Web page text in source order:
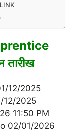
12/2025
12/2025
11:50 PM
02/01/2026